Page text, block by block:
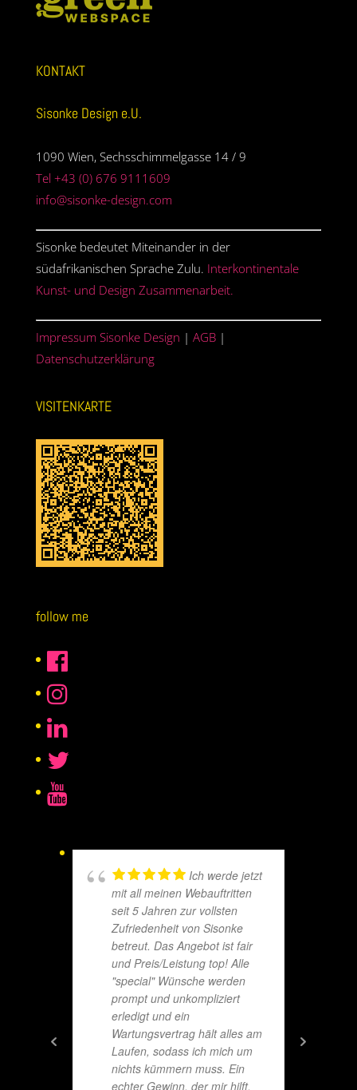
KONTAKT
Sisonke Design e.U.
1090 Wien, Sechsschimmelgasse 14 / 9
Tel +43 (0) 676 9111609
info@sisonke-design.com
Sisonke bedeutet Miteinander in der
südafrikanischen Sprache Zulu. Interkontinentale
Kunst- und Design Zusammenarbeit.
Impressum Sisonke Design | AGB|
Datenschutzerklärung
VISITENKARTE
follow me
Ich werde jetzt
mit all meinen Webauftritten
seit 5 Jahren zur vollsten
Zufriedenheit von Sisonke
betreut. Das Angebot ist fair
und Preis/Leistung top! Alle
"special" Wünsche werden
prompt und unkompliziert
erledigt und ein
Wartungsvertrag hält alles am
Laufen, sodass ich mich um
nichts kümmern muss. Ein
echter Gewinn, der mir hilft,